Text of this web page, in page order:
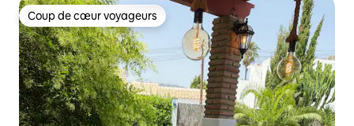
Coup de cœur voyageurs
Coup de cœur voyageurs